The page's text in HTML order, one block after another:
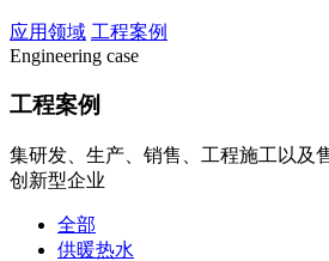
应用领域 工程案例
Engineering case
工程案例
集研发、生产、销售、工程施工以及
创新型企业
全部
供暖热水